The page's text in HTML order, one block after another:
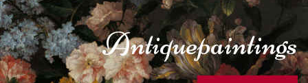
Antiquepaintings